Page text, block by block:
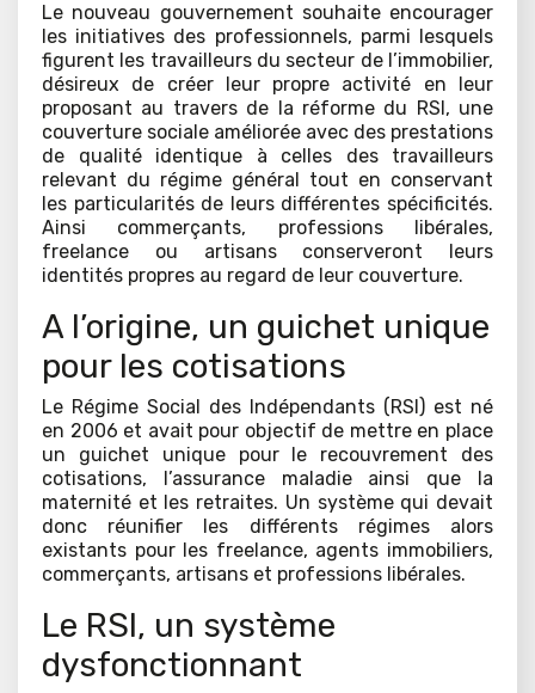
Le nouveau gouvernement souhaite encourager
les initiatives des professionnels, parmi lesquels
figurent les travailleurs du secteur de l’immobilier,
désireux de créer leur propre activité en leur
proposant au travers de la réforme du RSI, une
couverture sociale améliorée avec des prestations
de qualité identique à celles des travailleurs
relevant du régime général tout en conservant
les particularités de leurs différentes spécificités.
Ainsi commerçants, professions libérales,
freelance ou artisans conserveront leurs
identités propres au regard de leur couverture.
A l’origine, un guichet unique
pour les cotisations
Le Régime Social des Indépendants (RSI) est né
en 2006 et avait pour objectif de mettre en place
un guichet unique pour le recouvrement des
cotisations, l’assurance maladie ainsi que la
maternité et les retraites. Un système qui devait
donc réunifier les différents régimes alors
existants pour les freelance, agents immobiliers,
commerçants, artisans et professions libérales.
Le RSI, un système
dysfonctionnant